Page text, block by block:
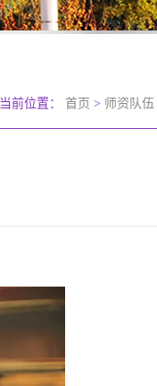
当前位置： 首页 > 师资队伍